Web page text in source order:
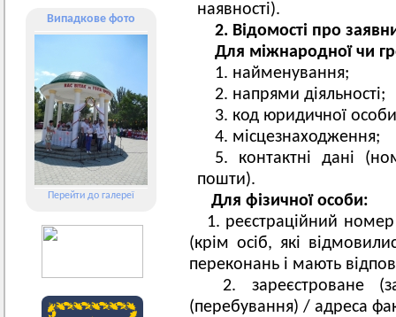
Випадкове фото
Перейти до галереї
наявності).
2. Відомості про
Для міжнародної чи
1. найменування;
2. напрями діяльності;
3. код юридичної
4. місцезнаходження;
5. контактні дані
пошти).
Для фізичної особи:
1. реєстраційний номер
(крім осіб, які
переконань і мають
2. зареєстроване
(перебування) / адреса